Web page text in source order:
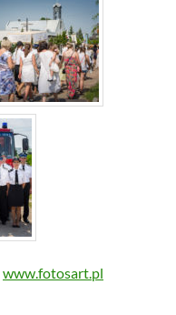
www.fotosart.pl